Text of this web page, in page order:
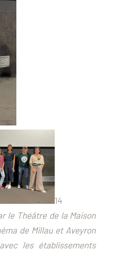
14
le Théâtre de la Maison
de Millau et Aveyron
les établissements